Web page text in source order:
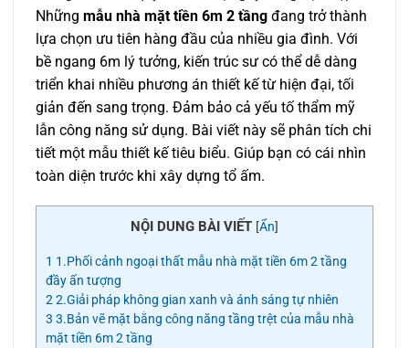
Những mẫu nhà mặt tiền 6m 2 tầng đang trở thành
lựa chọn ưu tiên hàng đầu của nhiều gia đình. Với
bề ngang 6m lý tưởng, kiến trúc sư có thể dễ dàng
triển khai nhiều phương án thiết kế từ hiện đại, tối
giản đến sang trọng. Đảm bảo cả yếu tố thẩm mỹ
lẫn công năng sử dụng. Bài viết này sẽ phân tích chi
tiết một mẫu thiết kế tiêu biểu. Giúp bạn có cái nhìn
toàn diện trước khi xây dựng tổ ấm.
NỘI DUNG BÀI VIẾT [Ẩn]
1 1.Phối cảnh ngoại thất mẫu nhà mặt tiền 6m 2 tầng
đầy ấn tượng
2 2.Giải pháp không gian xanh và ánh sáng tự nhiên
3 3.Bản vẽ mặt bằng công năng tầng trệt của mẫu nhà
mặt tiền 6m 2 tầng